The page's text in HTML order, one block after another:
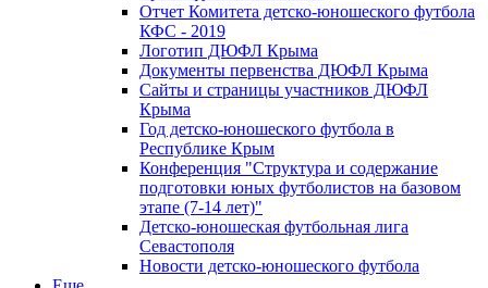
Отчет Комитета детско-юношеского футбола
КФС - 2019
Логотип ДЮФЛ Крыма
Документы первенства ДЮФЛ Крыма
Сайты и страницы участников ДЮФЛ
Крыма
Год детско-юношеского футбола в
Республике Крым
Конференция "Структура и содержание
подготовки юных футболистов на базовом
этапе (7-14 лет)"
Детско-юношеская футбольная лига
Севастополя
Новости детско-юношеского футбола